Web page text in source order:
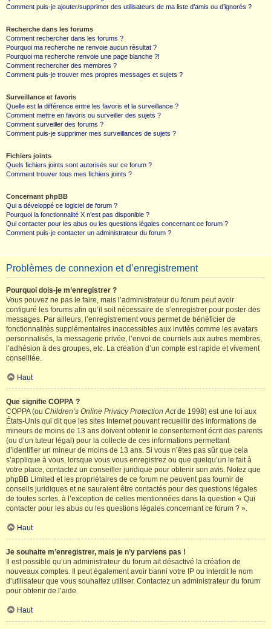
Comment puis-je ajouter/supprimer des utilisateurs de ma liste d’amis ou d’ignorés ?
Recherche dans les forums
Comment rechercher dans les forums ?
Pourquoi ma recherche ne renvoie aucun résultat ?
Pourquoi ma recherche renvoie une page blanche ?!
Comment rechercher des membres ?
Comment puis-je trouver mes propres messages et sujets ?
Surveillance et favoris
Quelle est la différence entre les favoris et la surveillance ?
Comment mettre en favoris ou surveiller des sujets ?
Comment surveiller des forums ?
Comment puis-je supprimer mes surveillances de sujets ?
Fichiers joints
Quels fichiers joints sont autorisés sur ce forum ?
Comment trouver tous mes fichiers joints ?
Concernant phpBB
Qui a développé ce logiciel de forum ?
Pourquoi la fonctionnalité X n’est pas disponible ?
Qui contacter pour les abus ou les questions légales concernant ce forum ?
Comment puis-je contacter un administrateur du forum ?
Problèmes de connexion et d’enregistrement
Pourquoi dois-je m’enregistrer ?
Vous pouvez ne pas le faire, mais l’administrateur du forum peut avoir
configuré les forums afin qu’il soit nécessaire de s’enregistrer pour poster des
messages. Par ailleurs, l’enregistrement vous permet de bénéficier de
fonctionnalités supplémentaires inaccessibles aux invités comme les avatars
personnalisés, la messagerie privée, l’envoi de courriels aux autres membres,
l’adhésion à des groupes, etc. La création d’un compte est rapide et vivement
conseillée.
Haut
Que signifie COPPA ?
COPPA (ou Children’s Online Privacy Protection Actde 1998) est une loi aux
États-Unis qui dit que les sites Internet pouvant recueillir des informations de
mineurs de moins de 13 ans doivent obtenir le consentement écrit des parents
(ou d’un tuteur légal) pour la collecte de ces informations permettant
d’identifier un mineur de moins de 13 ans. Si vous n’êtes pas sûr que cela
s’applique à vous, lorsque vous vous enregistrez ou que quelqu’un le fait à
votre place, contactez un conseiller juridique pour obtenir son avis. Notez que
phpBB Limited et les propriétaires de ce forum ne peuvent pas fournir de
conseils juridiques et ne sauraient être contactés pour des questions légales
de toutes sortes, à l’exception de celles mentionnées dans la question « Qui
contacter pour les abus ou les questions légales concernant ce forum ? ».
Haut
Je souhaite m’enregistrer, mais je n’y parviens pas !
Il est possible qu’un administrateur du forum ait désactivé la création de
nouveaux comptes. Il peut également avoir banni votre IP ou interdit le nom
d’utilisateur que vous souhaitez utiliser. Contactez un administrateur du forum
pour obtenir de l’aide.
Haut